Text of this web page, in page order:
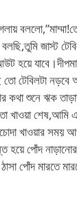
জাস্ট
হয়ে
তো টেবিলটা
কথা শুনে ঋক
খাওয়া শেষ,আমি
খাওয়ার সময়
হয়ে পোঁদ
পোঁদ মারতে